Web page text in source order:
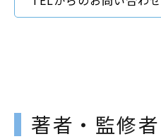
著者・監修者